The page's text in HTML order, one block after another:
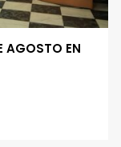
AGOSTO EN